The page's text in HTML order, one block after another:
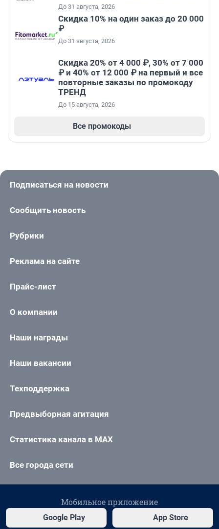
До 31 августа, 2026
Скидка 10% на один заказ до 20 000
₽
До 31 августа, 2026
Скидка 20% от 4 000 ₽, 30% от 7 000
₽ и 40% от 12 000 ₽ на первый и все
повторные заказы по промокоду
ТРЕНД
До 15 августа, 2026
Все промокоды
Подписаться на новости
Сообщить новость
Рубрики
Реклама на сайте
Прайс-лист
О компании
Наши награды
Наши вакансии
Техподдержка
Предвыборная агитация
Статистика канала в MAX
Все города сети
Мобильное приложение
Google Play App Store